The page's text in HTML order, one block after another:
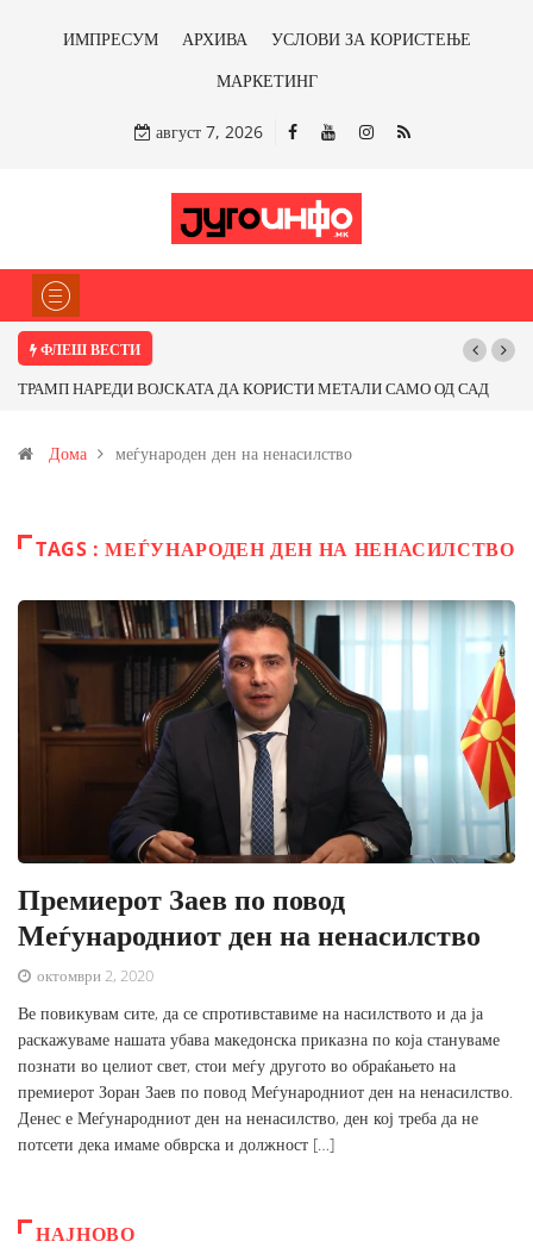
ИМПРЕСУМ АРХИВА
УСЛОВИ ЗА КОРИСТЕЊЕ
МАРКЕТИНГ
август 7, 2026
ФЛЕШ ВЕСТИ
ТРАМП НАРЕДИ ВОЈСКАТА ДА КОРИСТИ МЕТАЛИ САМО ОД САД
Иловица и со антимонот?
Дома меѓународен ден на ненасилство
TAGS : МЕЃУНАРОДЕН ДЕН НА НЕНАСИЛСТВО
Премиерот Заев по повод
Меѓународниот ден на ненасилство
октомври 2, 2020
Ве повикувам сите, да се спротивставиме на насилството и да ја
раскажуваме нашата убава македонска приказна по која стануваме
познати во целиот свет, стои меѓу другото во обраќањето на
премиерот Зоран Заев по повод Меѓународниот ден на ненасилство.
Денес е Меѓународниот ден на ненасилство, ден кој треба да не
потсети дека имаме обврска и должност […]
НАЈНОВО